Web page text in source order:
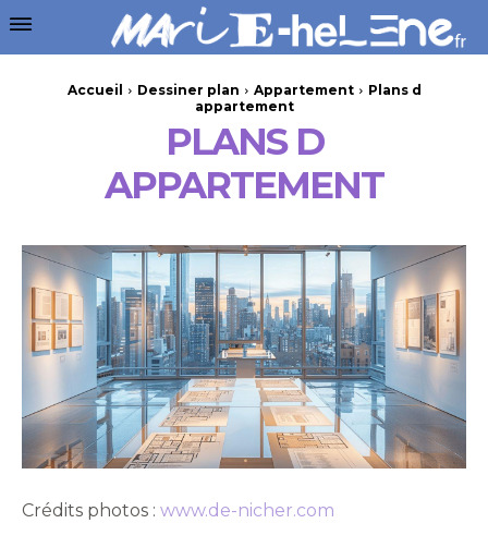
Accueil Dessiner plan Appartement
Plans d
appartement
PLANS D
APPARTEMENT
Crédits photos : www.de-nicher.com